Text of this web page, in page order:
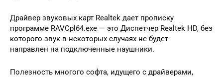
Драйвер звуковых карт Realtek дает прописку
программе RAVCpl64.exe — это Диспетчер Realtek HD, без
которого звук в некоторых случаях не будет
направлен на подключенные наушники.
Полезность многого софта, идущего с драйверами,